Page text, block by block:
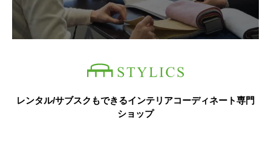
レンタル/サブスクもできるインテリアコーディネート専門
ショップ